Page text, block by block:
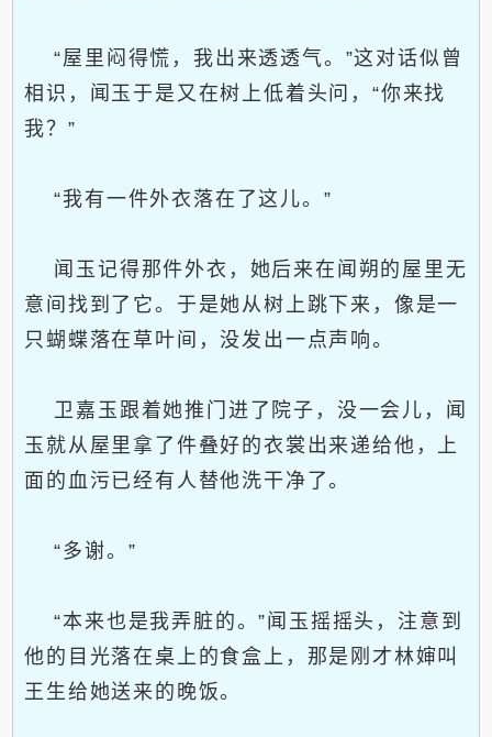
“屋里闷得慌，我出来透透气。”这对话似曾
相识，闻玉于是又在树上低着头问，“你来找
我？”
“我有一件外衣落在了这儿。”
闻玉记得那件外衣，她后来在闻朔的屋里无
意间找到了它。于是她从树上跳下来，像是一
只蝴蝶落在草叶间，没发出一点声响。
卫嘉玉跟着她推门进了院子，没一会儿，闻
玉就从屋里拿了件叠好的衣裳出来递给他，上
面的血污已经有人替他洗干净了。
“多谢。”
“本来也是我弄脏的。”闻玉摇摇头，注意到
他的目光落在桌上的食盒上，那是刚才林婶叫
王生给她送来的晚饭。